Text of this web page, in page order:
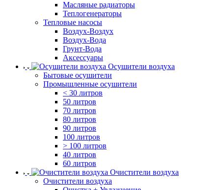
Масляные радиаторы
Теплогенераторы
Тепловые насосы
Воздух-Воздух
Воздух-Вода
Грунт-Вода
Аксессуары
Осушители воздуха
Бытовые осушители
Промышленные осушители
< 30 литров
50 литров
70 литров
80 литров
90 литров
100 литров
> 100 литров
40 литров
60 литров
Очистители воздуха
Очистители воздуха